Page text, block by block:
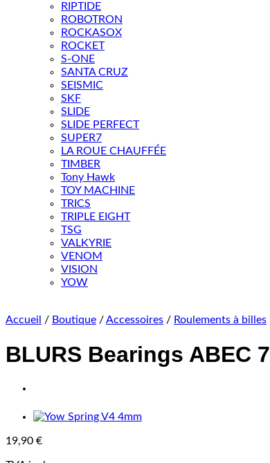
RIPTIDE
ROBOTRON
ROCKASOX
ROCKET
S-ONE
SANTA CRUZ
SEISMIC
SKF
SLIDE
SLIDE PERFECT
SUPER7
LA ROUE CHAUFFÉE
TIMBER
Tony Hawk
TOY MACHINE
TRICS
TRIPLE EIGHT
TSG
VALKYRIE
VENOM
VISION
YOW
Accueil / Boutique /Accessoires / Roulements à billes
BLURS Bearings ABEC 7
19,90 €